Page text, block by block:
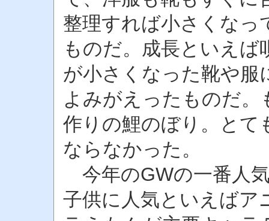
整理すれば小さくなっ
ものだ。成長といえ
が小さくなった靴や服
よみがえったものだ
作りの鯉のぼり。とて
ならなかった。
今年のGWの一番人
子供に人気といえばア